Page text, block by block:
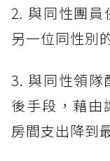
2. 與同性團
另一位同性別
3. 與同性領隊
後手段，藉由
房間支出降到